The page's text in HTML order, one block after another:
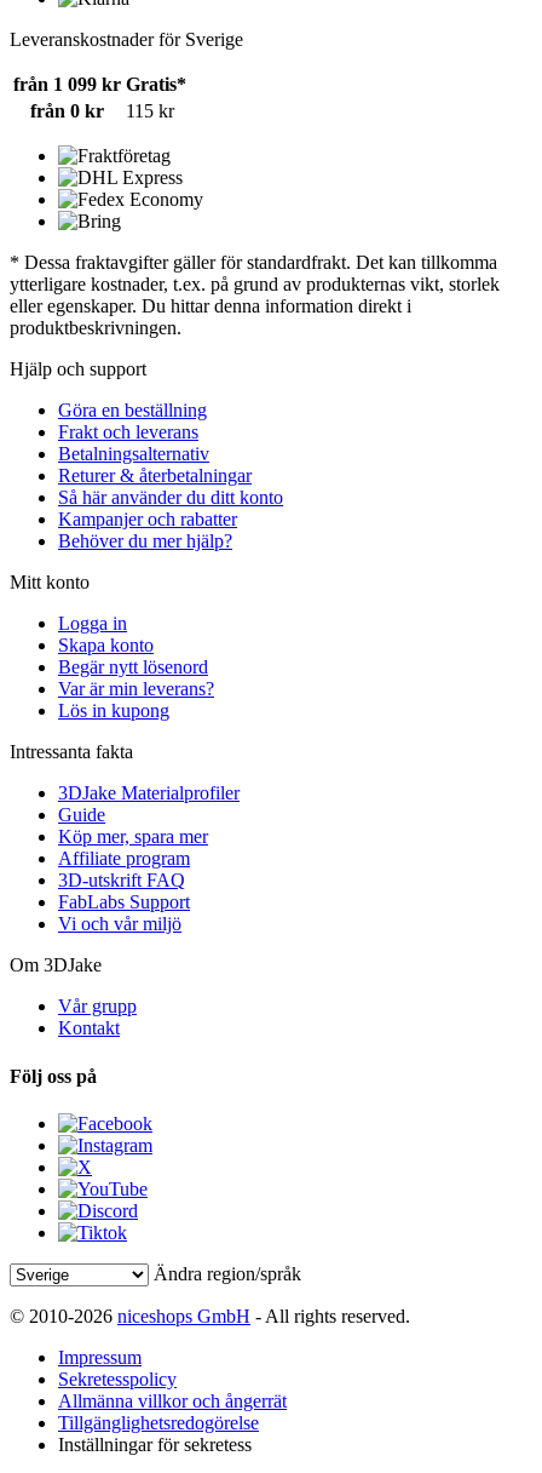
Leveranskostnader för Sverige
från 1 099 kr Gratis*
från 0 kr
115 kr
* Dessa fraktavgifter gäller för standardfrakt. Det kan tillkomma
ytterligare kostnader, t.ex. på grund av produkternas vikt, storlek
eller egenskaper. Du hittar denna information direkt i
produktbeskrivningen.
Hjälp och support
Göra en beställning
Frakt och leverans
Betalningsalternativ
Returer & återbetalningar
Så här använder du ditt konto
Kampanjer och rabatter
Behöver du mer hjälp?
Mitt konto
Logga in
Skapa konto
Begär nytt lösenord
Var är min leverans?
Lös in kupong
Intressanta fakta
3DJake Materialprofiler
Guide
Köp mer, spara mer
Affiliate program
3D-utskrift FAQ
FabLabs Support
Vi och vår miljö
Om 3DJake
Vår grupp
Kontakt
Följ oss på
Ändra region/språk
© 2010-2026 niceshops GmbH - All rights reserved.
Impressum
Sekretesspolicy
Allmänna villkor och ångerrät
Tillgänglighetsredogörelse
Inställningar för sekretess